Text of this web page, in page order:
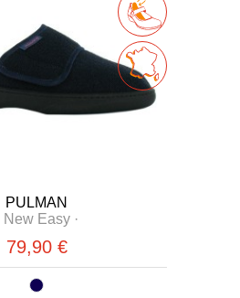
PULMAN
New Easy·
79,90 €